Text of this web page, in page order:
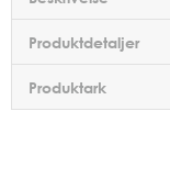
Produktdetaljer
Produktark